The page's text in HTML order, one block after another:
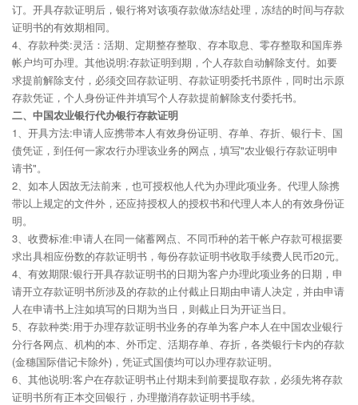
订。开具存款证明后，银行将对该项存款做冻结处理，冻结的时间与存款
证明书的有效期相同。
4、存款种类:灵活：活期、定期整存整取、存本取息、零存整取和国库券
帐户均可办理。其他说明:存款证明到期，个人存款自动解除支付。如要
求提前解除支付，必须交回存款证明、存款证明委托书原件，同时出示原
存款凭证，个人身份证件并填写个人存款提前解除支付委托书。
二、中国农业银行代办银行存款证明
1、开具方法:申请人应携带本人有效身份证明、存单、存折、银行卡、国
债凭证，到任何一家农行办理该业务的网点，填写"农业银行存款证明申
请书"。
2、如本人因故无法前来，也可授权他人代为办理此项业务。代理人除携
带以上规定的文件外，还应持授权人的授权书和代理人本人的有效身份证
明。
3、收费标准:申请人在同一储蓄网点、不同币种的若干帐户存款可根据要
求出具相应份数的存款证明书，每份存款证明书收取手续费人民币20元。
4、有效期限:银行开具存款证明书的日期为客户办理此项业务的日期，申
请开立存款证明书所涉及的存款的止付截止日期由申请人决定，并由申请
人在申请书上注如填写的日期为当日，则截止日为开证当日。
5、存款种类:用于办理存款证明书业务的存单为客户本人在中国农业银行
分行各网点、机构的本、外币定、活期存单、存折，各类银行卡内的存款
(金穗国际借记卡除外)，凭证式国债均可以办理存款证明。
6、其他说明:客户在存款证明书止付期未到前要提取存款，必须先将存款
证明书所有正本交回银行，办理撤消存款证明书手续。